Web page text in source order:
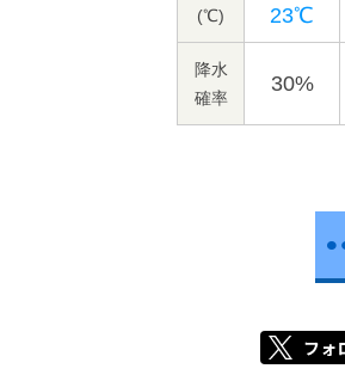
(℃)
23℃
降水
確率
30%